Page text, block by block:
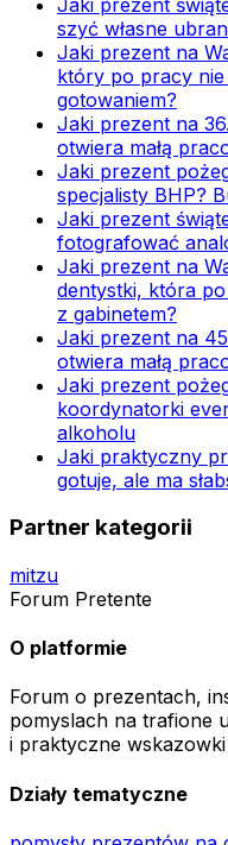
szyć własne
Jaki prezent na
który po pracy
gotowaniem?
Jaki prezent na
otwiera małą
Jaki prezent
specjalisty BHP?
Jaki prezent
fotografować
Jaki prezent na
dentystki, która
z gabinetem?
Jaki prezent na
otwiera małą
Jaki prezent
koordynatorki
alkoholu
Jaki praktyczny
gotuje, ale ma
Partner kategorii
mitzu
Forum Pretente
O platformie
Forum o prezentach,
pomyslach na trafione
i praktyczne
Działy tematyczne